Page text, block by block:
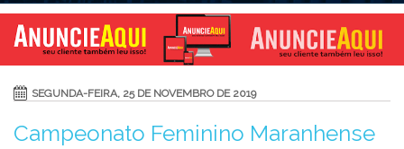
SEGUNDA-FEIRA, 25 DE NOVEMBRO DE 2019
Campeonato Feminino Maranhense